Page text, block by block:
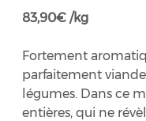
83,90€ /kg
Fortement
parfaitement
légumes. Dans ce
entières, qui ne